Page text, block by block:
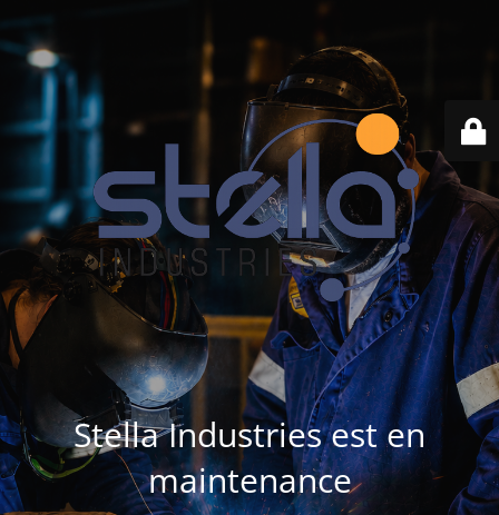
Stella Industries est en
maintenance